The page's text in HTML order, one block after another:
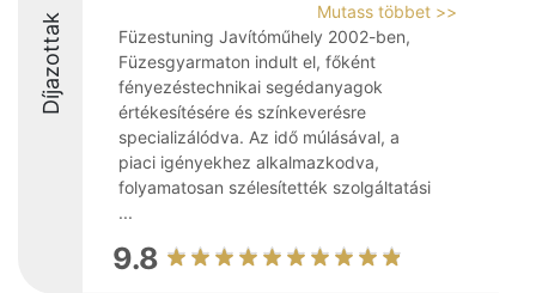
Díjazottak
Mutass többet >>
Füzestuning Javítóműhely 2002-ben,
Füzesgyarmaton indult el, főként
fényezéstechnikai segédanyagok
értékesítésére és színkeverésre
specializálódva. Az idő múlásával, a
piaci igényekhez alkalmazkodva,
folyamatosan szélesítették szolgáltatási
...
9.8